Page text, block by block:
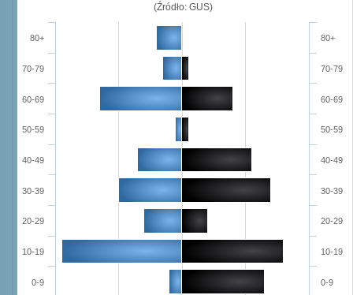
(Źródło: GUS)
0-9
10-19
20-29
30-39
40-49
50-59
60-69
70-79
80+
0-9
10-19
20-29
30-39
40-49
50-59
60-69
70-79
80+